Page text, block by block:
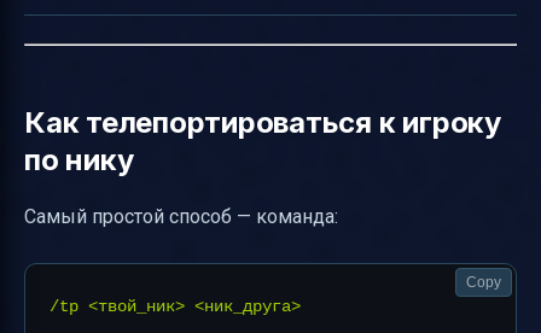
Как телепортироваться к игроку
по нику
Самый простой способ — команда:
Copy